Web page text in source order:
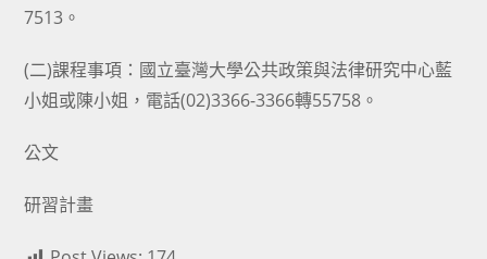
7513。
(二)課程事項：國立臺灣大學公共政策與法律研究中心藍
小姐或陳小姐，電話(02)3366-3366轉55758。
公文
研習計畫